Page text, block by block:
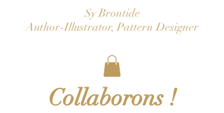
Sy Brontide
Author-Illustrator, Pattern Designer
Collaborons !